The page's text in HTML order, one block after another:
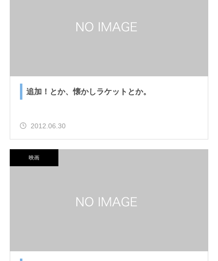
追加！とか、懐かしラケットとか。
2012.06.30
映画